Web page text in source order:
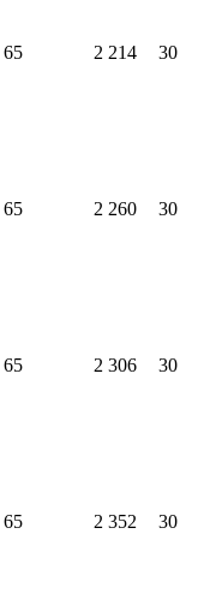
65 2 214 30
65 2 260 30
65 2 306 30
65 2 352 30